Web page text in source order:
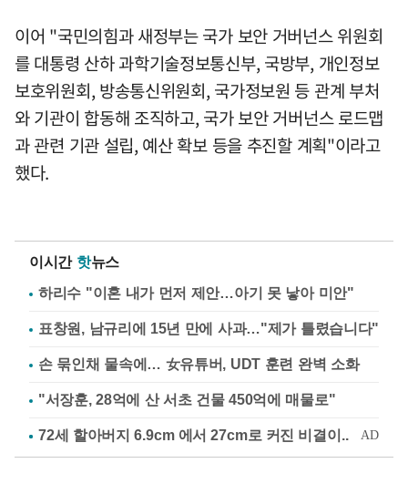
이어 "국민의힘과 새정부는 국가 보안 거버넌스 위원회
를 대통령 산하 과학기술정보통신부, 국방부, 개인정보
보호위원회, 방송통신위원회, 국가정보원 등 관계 부처
와 기관이 합동해 조직하고, 국가 보안 거버넌스 로드맵
과 관련 기관 설립, 예산 확보 등을 추진할 계획"이라고
했다.
이시간 핫뉴스
하리수 "이혼 내가 먼저 제안…아기 못 낳아 미안"
표창원, 남규리에 15년 만에 사과…"제가 틀렸습니다"
손 묶인채 물속에… 女유튜버, UDT 훈련 완벽 소화
"서장훈, 28억에 산 서초 건물 450억에 매물로"